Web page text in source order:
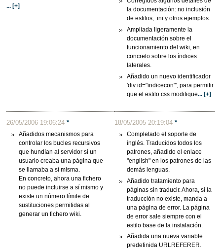
... [+]
la documentación: no inclusión
de estilos, .ini y otros ejemplos.
Ampliada ligeramente la
documentación sobre el
funcionamiento del wiki, en
concreto sobre los índices
laterales.
Añadido un nuevo identificador
'div id="indicecon"', para permitir
que el estilo css modifique... [+]
26/05/2006 19:06:24 *
Añadidos mecanismos para
controlar los bucles recursivos
que hundían al servidor si un
usuario creaba una página que
se llamaba a sí misma.
En concreto, ahora una fichero
no puede incluirse a sí mismo y
existe un número límite de
sustituciones permitidas al
generar un fichero wiki.
18/05/2005 20:19:04*
Completado el soporte de
inglés. Traducidos todos los
patrones, añadido el enlace
"english" en los patrones de las
demás lenguas.
Añadido tratamiento para
páginas sin traducir. Ahora, si la
traducción no existe, manda a
una página de error. La página
de error sale siempre con el
estilo base de la instalación.
Añadida una nueva variable
predefinida URLREFERER.